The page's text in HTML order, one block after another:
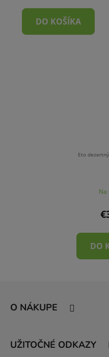
DO KOŠÍKA
Eto
Na
DO
O NÁKUPE
UŽITOČNÉ ODKAZY